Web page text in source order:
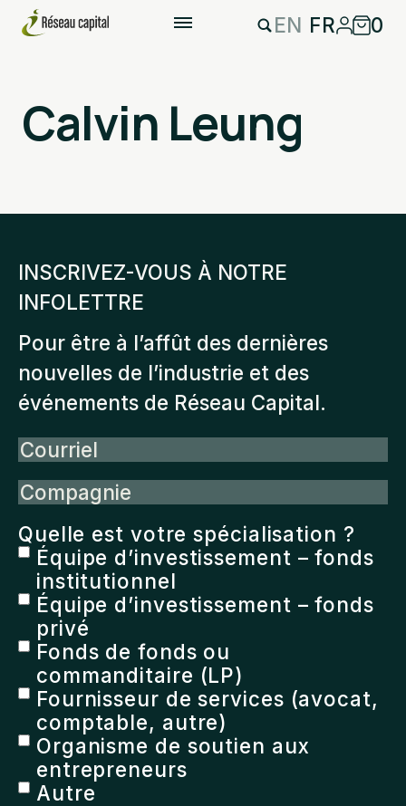
EN FR 0
Calvin Leung
INSCRIVEZ-VOUS À NOTRE
INFOLETTRE
Pour être à l’affût des dernières
nouvelles de l’industrie et des
événements de Réseau Capital.
Courriel
Compagnie
Quelle est votre spécialisation ?
Équipe d’investissement – fonds
institutionnel
Équipe d’investissement – fonds
privé
Fonds de fonds ou
commanditaire (LP)
Fournisseur de services (avocat,
comptable, autre)
Organisme de soutien aux
entrepreneurs
Autre